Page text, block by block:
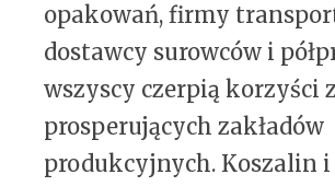
opakowań, firmy
dostawcy surowców i
wszyscy czerpią korzyści z
prosperujących zakładów
produkcyjnych. Koszalin